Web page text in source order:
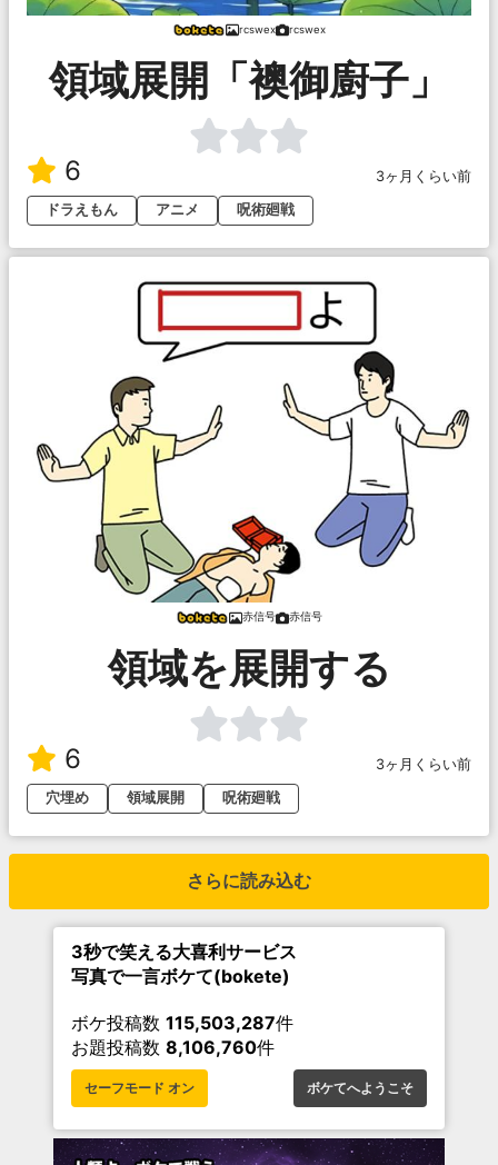
rcswex rcswex
領域展開「襖御廚子」
6
3ヶ月くらい前
ドラえもん
アニメ 呪術廻戦
赤信号 赤信号
領域を展開する
6
3ヶ月くらい前
穴埋め
領域展開 呪術廻戦
さらに読み込む
3秒で笑える大喜利サービス
写真で一言ボケて(bokete)
ボケ投稿数 115,503,287件
お題投稿数 8,106,760件
セーフモード オン ボケてへようこそ